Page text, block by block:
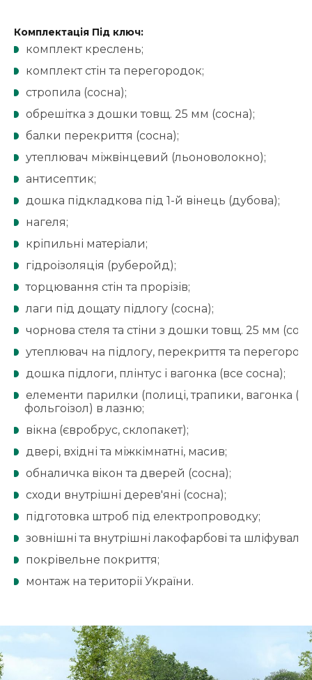
Комплектація Під ключ:
комплект креслень;
комплект стін та перегородок;
стропила (сосна);
обрешітка з дошки товщ. 25 мм (сосна);
балки перекриття (сосна);
утеплювач міжвінцевий (льоноволокно);
антисептик;
дошка підкладкова під 1-й вінець (дубова);
нагеля;
кріпильні матеріали;
гідроізоляція (руберойд);
торцювання стін та прорізів;
лаги під дощату підлогу (сосна);
чорнова стеля та стіни з дошки товщ. 25 мм
утеплювач на підлогу, перекриття та
дошка підлоги, плінтус і вагонка (все сосна);
елементи парилки (полиці, трапики, вагонка (всі
фольгоізол) в лазню;
вікна (євробрус, склопакет);
двері, вхідні та міжкімнатні, масив;
обналичка вікон та дверей (сосна);
сходи внутрішні дерев'яні (сосна);
підготовка штроб під електропроводку;
зовнішні та внутрішні лакофарбові та
покрівельне покриття;
монтаж на території України.